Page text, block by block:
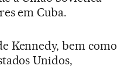
em Cuba.
Kennedy, bem como
Unidos,